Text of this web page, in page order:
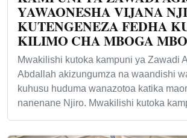
YAWAONESHA VIJANA
KUTENGENEZA FEDHA
KILIMO CHA MBOGA
Mwakilishi kutoka kampuni ya Zawadi
Abdallah akizungumza na waandishi
kuhusu huduma wanazotoa katika
nanenane Njiro. Mwakilishi kutoka